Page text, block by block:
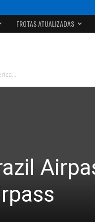
FROTAS ATUALIZADAS